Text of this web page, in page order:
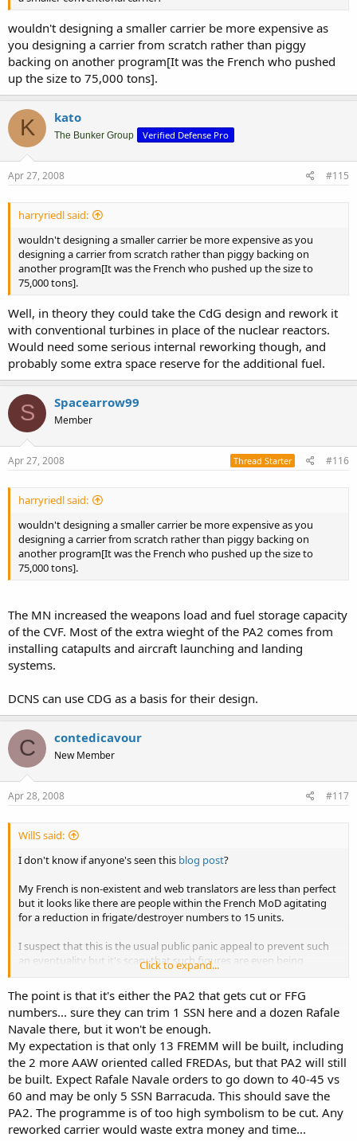
wouldn't designing a smaller carrier be more expensive as
you designing a carrier from scratch rather than piggy
backing on another program[It was the French who pushed
up the size to 75,000 tons].
K kato
The Bunker Group Verified Defense Pro
Apr 27, 2008 #115
harryriedl said:
wouldn't designing a smaller carrier be more expensive as you
designing a carrier from scratch rather than piggy backing on
another program[It was the French who pushed up the size to
75,000 tons].
Well, in theory they could take the CdG design and rework it
with conventional turbines in place of the nuclear reactors.
Would need some serious internal reworking though, and
probably some extra space reserve for the additional fuel.
S Spacearrow99
Member
Apr 27, 2008 Thread Starter #116
harryriedl said:
wouldn't designing a smaller carrier be more expensive as you
designing a carrier from scratch rather than piggy backing on
another program[It was the French who pushed up the size to
75,000 tons].
The MN increased the weapons load and fuel storage capacity
of the CVF. Most of the extra wieght of the PA2 comes from
installing catapults and aircraft launching and landing
systems.
DCNS can use CDG as a basis for their design.
C contedicavour
New Member
Apr 28, 2008 #117
WillS said:
I don't know if anyone's seen this blog post?
My French is non-existent and web translators are less than perfect
but it looks like there are people within the French MoD agitating
for a reduction in frigate/destroyer numbers to 15 units.
I suspect that this is the usual public panic appeal to prevent such
an eventuality but it's scary that such figures are even being
considered. Looks like there's a real battle going on between those
willing to sacrifice numbers of escorts to ensure the building of PA2
and those willing to sacrifice PA2 to ensure decent escort numbers.
WillS
www.boilingthefrog.co.uk
Click to expand...
The point is that it's either the PA2 that gets cut or FFG
numbers... sure they can trim 1 SSN here and a dozen Rafale
Navale there, but it won't be enough.
My expectation is that only 13 FREMM will be built, including
the 2 more AAW oriented called FREDAs, but that PA2 will still
be built. Expect Rafale Navale orders to go down to 40-45 vs
60 and may be only 5 SSN Barracuda. This should save the
PA2. The programme is of too high symbolism to be cut. Any
reworked carrier would waste extra money and time...